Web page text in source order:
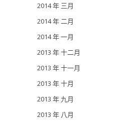
2014 年 三月
2014 年 二月
2014 年 一月
2013 年 十二月
2013 年 十一月
2013 年 十月
2013 年 九月
2013 年 八月